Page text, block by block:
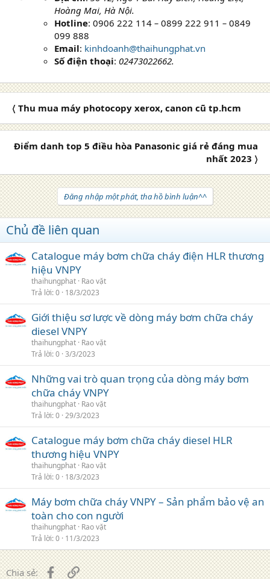
Hoàng Mai, Hà Nội.
Hotline: 0906 222 114 – 0899 222 911 – 0849
099 888
Email: kinhdoanh@thaihungphat.vn
Số điện thoại: 02473022662.
〈 Thu mua máy photocopy xerox, canon cũ tp.hcm
Điểm danh top 5 điều hòa Panasonic giá rẻ đáng mua
nhất 2023 〉
Đăng nhập một phát, tha hồ bình luận^^
Chủ đề liên quan
Catalogue máy bơm chữa cháy điện HLR thương
hiệu VNPY
thaihungphat Rao vặt
Trả lời 0 18/3/2023
Giới thiệu sơ lược về dòng máy bơm chữa cháy
diesel VNPY
thaihungphat Rao vặt
Trả lời 0 3/3/2023
Những vai trò quan trọng của dòng máy bơm
chữa cháy VNPY
thaihungphat Rao vặt
Trả lời 0 29/3/2023
Catalogue máy bơm chữa cháy diesel HLR
thương hiệu VNPY
thaihungphat Rao vặt
Trả lời 0 18/3/2023
Máy bơm chữa cháy VNPY – Sản phẩm bảo vệ an
toàn cho con người
thaihungphat Rao vặt
Trả lời 0 11/3/2023
Chia sẻ: FacebookLiên kết